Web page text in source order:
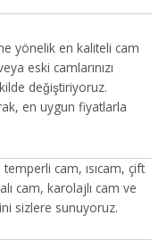
yönelik en kaliteli cam
eski camlarınızı
değiştiriyoruz.
en uygun fiyatlarla
cam, ısıcam, çift
cam, karolajlı cam ve
sizlere sunuyoruz.